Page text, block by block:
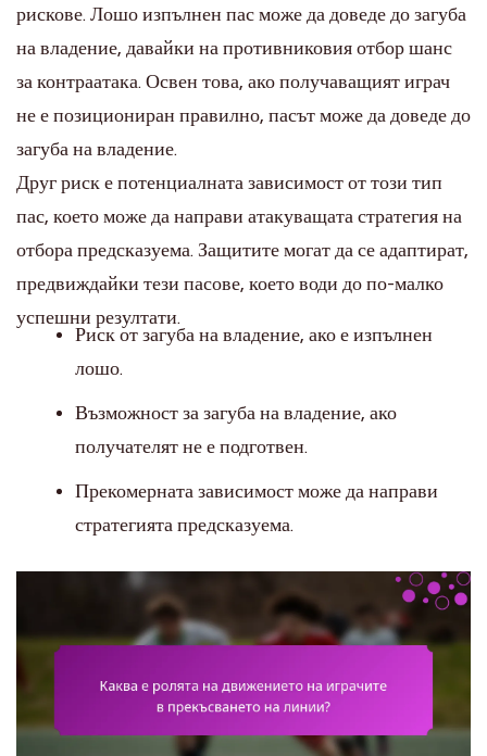
рискове. Лошо изпълнен пас може да доведе до загуба
на владение, давайки на противниковия отбор шанс
за контраатака. Освен това, ако получаващият играч
не е позициониран правилно, пасът може да доведе до
загуба на владение.
Друг риск е потенциалната зависимост от този тип
пас, което може да направи атакуващата стратегия на
отбора предсказуема. Защитите могат да се адаптират,
предвиждайки тези пасове, което води до по-малко
успешни резултати.
Риск от загуба на владение, ако е изпълнен
лошо.
Възможност за загуба на владение, ако
получателят не е подготвен.
Прекомерната зависимост може да направи
стратегията предсказуема.